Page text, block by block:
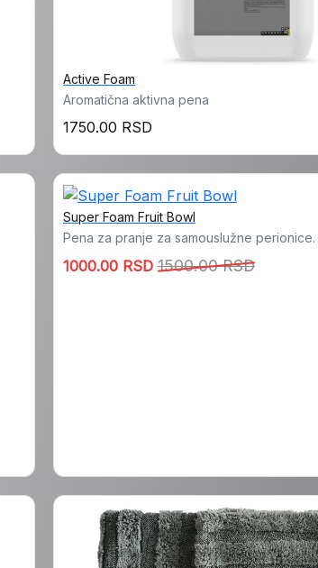
Active Foam
Aromatična aktivna pena
1750.00 RSD
Super Foam Fruit Bowl
Pena za pranje za samouslužne perionice.
1000.00 RSD 1500.00 RSD